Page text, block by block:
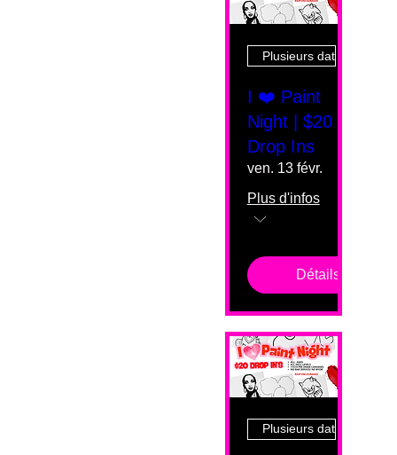
Plusieurs dates
I ❤️ Paint
Night | $20
Drop Ins
ven. 13 févr.
Plus d'infos
Détails
Plusieurs dates